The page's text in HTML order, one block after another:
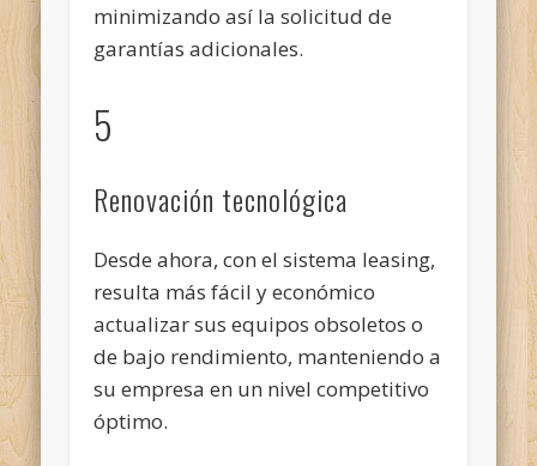
minimizando así la solicitud de
garantías adicionales.
5
Renovación tecnológica
Desde ahora, con el sistema leasing,
resulta más fácil y económico
actualizar sus equipos obsoletos o
de bajo rendimiento, manteniendo a
su empresa en un nivel competitivo
óptimo.